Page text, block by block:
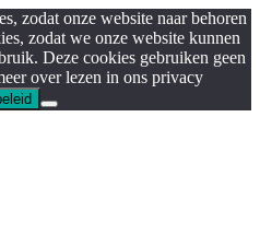
zodat onze website naar behoren
zodat we onze website kunnen
Deze cookies gebruiken geen
over lezen in ons privacy